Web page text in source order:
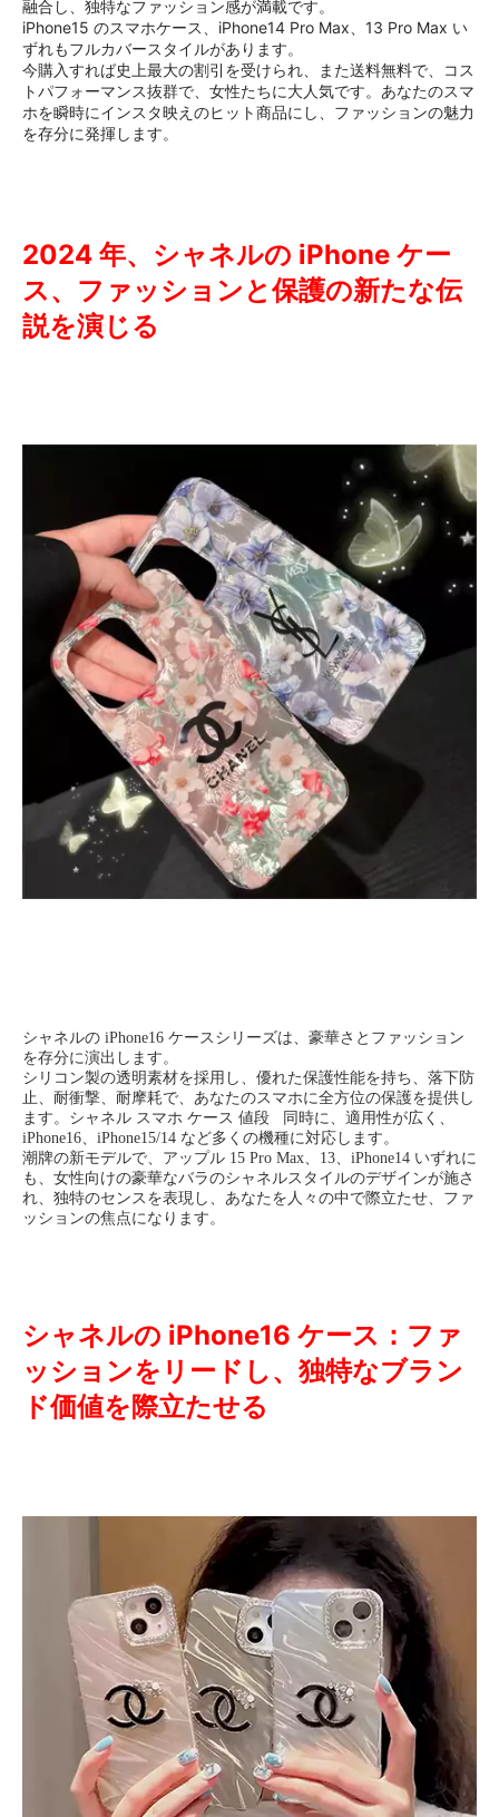
融合し、独特なファッション感が満載です。
iPhone15 のスマホケース、iPhone14 Pro Max、13 Pro Max い
ずれもフルカバースタイルがあります。
今購入すれば史上最大の割引を受けられ、また送料無料で、コス
トパフォーマンス抜群で、女性たちに大人気です。あなたのスマ
ホを瞬時にインスタ映えのヒット商品にし、ファッションの魅力
を存分に発揮します。
2024 年、シャネルの iPhone ケー
ス、ファッションと保護の新たな伝
説を演じる
シャネルの iPhone16 ケースシリーズは、豪華さとファッション
を存分に演出します。
シリコン製の透明素材を採用し、優れた保護性能を持ち、落下防
止、耐衝撃、耐摩耗で、あなたのスマホに全方位の保護を提供し
ます。シャネル スマホ ケース 値段 同時に、適用性が広く、
iPhone16、iPhone15/14 など多くの機種に対応します。
潮牌の新モデルで、アップル 15 Pro Max、13、iPhone14 いずれに
も、女性向けの豪華なバラのシャネルスタイルのデザインが施さ
れ、独特のセンスを表現し、あなたを人々の中で際立たせ、ファ
ッションの焦点になります。
シャネルの iPhone16 ケース：ファ
ッションをリードし、独特なブラン
ド価値を際立たせる